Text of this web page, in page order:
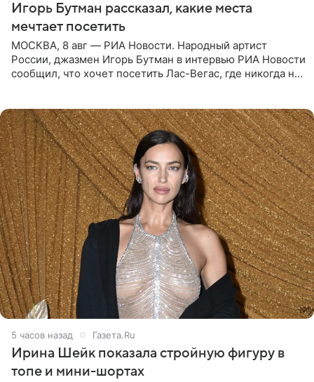
Игорь Бутман рассказал, какие места
мечтает посетить
МОСКВА, 8 авг — РИА Новости. Народный артист
России, джазмен Игорь Бутман в интервью РИА Новости
сообщил, что хочет посетить Лас-Вегас, где никогда не
5 часов назад Газета.Ru
Ирина Шейк показала стройную фигуру в
топе и мини-шортах